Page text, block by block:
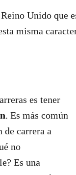
Unido que
misma
es tener
. Es más común
de carrera a
no
Es una